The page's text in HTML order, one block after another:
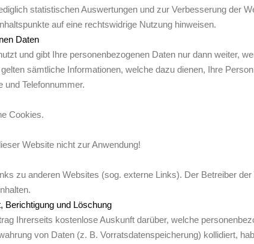
statistischen Auswertungen und zur Verbesserung der
auf eine rechtswidrige Nutzung hinweisen.
Daten
und gibt Ihre personenbezogenen Daten nur dann weiter,
sämtliche Informationen, welche dazu dienen, Ihre
und Telefonnummer.
Cookies.
Website nicht zur Anwendung!
zu anderen Websites (sog. externe Links). Der Betreiber
Berichtigung und Löschung
Ihrerseits kostenlose Auskunft darüber, welche
von Daten (z. B. Vorratsdatenspeicherung) kollidiert,